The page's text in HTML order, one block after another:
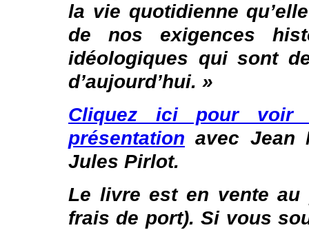
la vie quotidienne
de nos exigences
idéologiques qui sont
d’aujourd’hui. »
Cliquez ici pour voir
présentation avec Jean
Jules Pirlot.
Le livre est en vente
frais de port). Si vous